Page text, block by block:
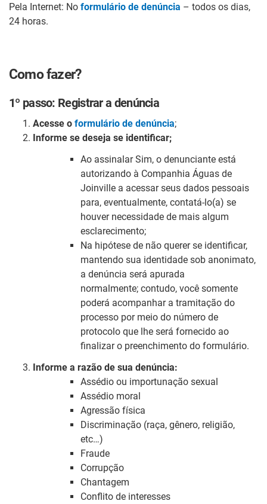
Pela Internet: No formulário de denúncia – todos os dias,
24 horas.
Como fazer?
1º passo: Registrar a denúncia
Acesse o formulário de denúncia;
Informe se deseja se identificar;
Ao assinalar Sim, o denunciante está
autorizando à Companhia Águas de
Joinville a acessar seus dados pessoais
para, eventualmente, contatá-lo(a) se
houver necessidade de mais algum
esclarecimento;
Na hipótese de não querer se identificar,
mantendo sua identidade sob anonimato,
a denúncia será apurada
normalmente; contudo, você somente
poderá acompanhar a tramitação do
processo por meio do número de
protocolo que lhe será fornecido ao
finalizar o preenchimento do formulário.
Informe a razão de sua denúncia:
Assédio ou importunação sexual
Assédio moral
Agressão física
Discriminação (raça, gênero, religião,
etc…)
Fraude
Corrupção
Chantagem
Conflito de interesses